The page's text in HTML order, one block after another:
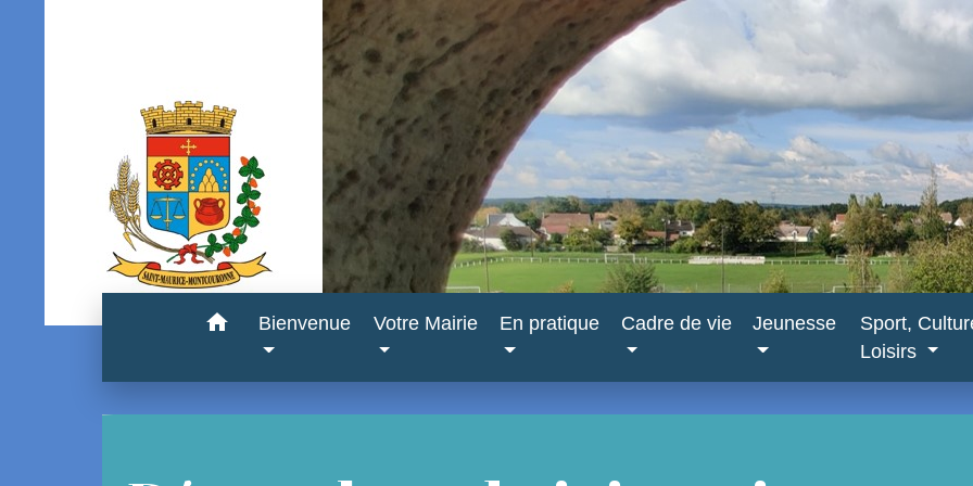
home Bienvenue Votre Mairie En pratique Cadre de vie Jeunesse
Sport,
Loisirs